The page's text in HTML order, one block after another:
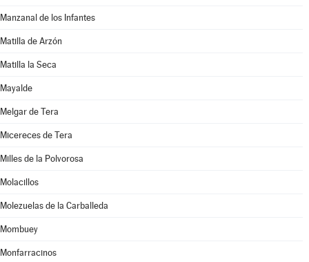
Manzanal de los Infantes
Matilla de Arzón
Matilla la Seca
Mayalde
Melgar de Tera
Micereces de Tera
Milles de la Polvorosa
Molacillos
Molezuelas de la Carballeda
Mombuey
Monfarracinos